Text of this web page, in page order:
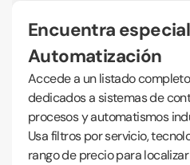
Encuentra especialistas en
Automatización
Accede a un listado
dedicados a sistemas de
procesos y automatismos
Usa filtros por servicio,
rango de precio para